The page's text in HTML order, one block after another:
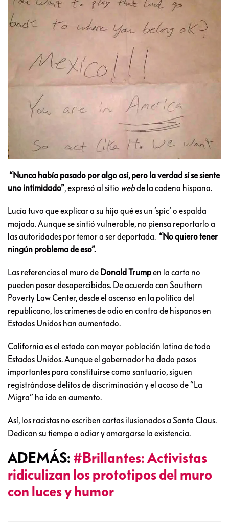
“Nunca había pasado por algo así, pero la verdad sí se siente
uno intimidado”, expresó al sitio webde la cadena hispana.
Lucía tuvo que explicar a su hijo qué es un ‘spic’ o espalda
mojada. Aunque se sintió vulnerable, no piensa reportarlo a
las autoridades por temor a ser deportada. “No quiero tener
ningún problema de eso”.
Las referencias al muro de Donald Trumpen la carta no
pueden pasar desapercibidas. De acuerdo con Southern
Poverty Law Center, desde el ascenso en la política del
republicano, los crímenes de odio en contra de hispanos en
Estados Unidos han aumentado.
California es el estado con mayor población latina de todo
Estados Unidos. Aunque el gobernador ha dado pasos
importantes para constituirse como santuario, siguen
registrándose delitos de discriminación y el acoso de “La
Migra” ha ido en aumento.
Así, los racistas no escriben cartas ilusionados a Santa Claus.
Dedican su tiempo a odiar y amargarse la existencia.
ADEMÁS: #Brillantes: Activistas
ridiculizan los prototipos del muro
con luces y humor